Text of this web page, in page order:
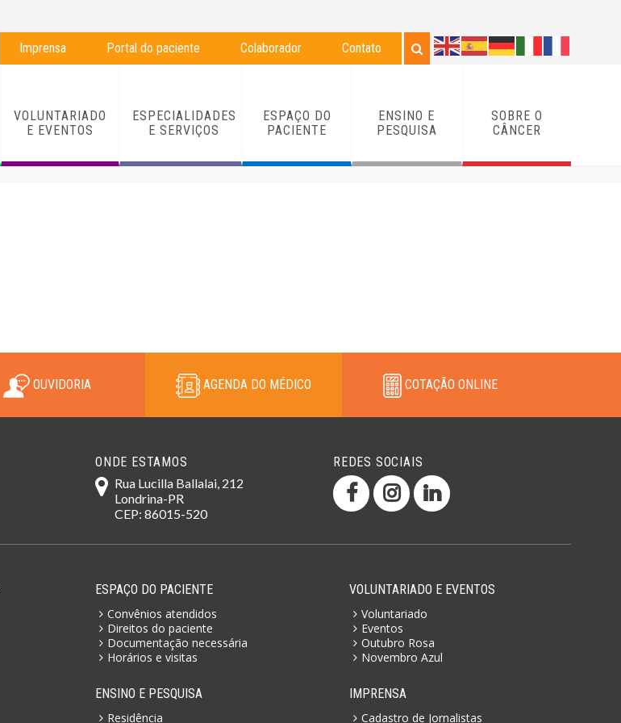
Imprensa Portal do paciente Colaborador Contato
VOLUNTARIADO
E EVENTOS
ESPECIALIDADES
E SERVIÇOS
ESPAÇO DO
PACIENTE
ENSINO E
PESQUISA
SOBRE O
CÂNCER
OUVIDORIA AGENDA DO MÉDICO COTAÇÃO ONLINE
ONDE ESTAMOS
Rua Lucilla Ballalai, 212
Londrina-PR
CEP: 86015-520
REDES SOCIAIS
ESPAÇO DO PACIENTE
Convênios atendidos
Direitos do paciente
Documentação necessária
Horários e visitas
ENSINO E PESQUISA
Residência
VOLUNTARIADO E EVENTOS
Voluntariado
Eventos
Outubro Rosa
Novembro Azul
IMPRENSA
Cadastro de Jornalistas